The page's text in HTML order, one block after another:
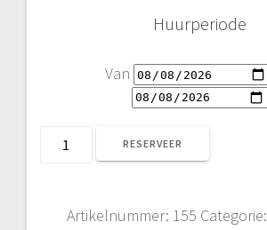
Huurperiode
Van
Prikkabel
10M
RESERVEER
Artikelnummer: 155 Categorie: